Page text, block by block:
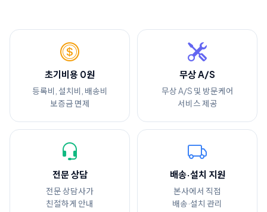
초기비용 0원
등록비, 설치비, 배송비
보증금 면제
무상 A/S
무상 A/S 및 방문케어
서비스 제공
전문 상담
전문 상담사가
친절하게 안내
배송·설치 지원
본사에서 직접
배송·설치 관리